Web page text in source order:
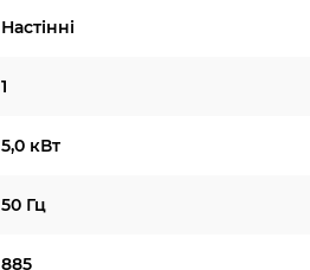
Настінні
1
5,0 кВт
50 Гц
885